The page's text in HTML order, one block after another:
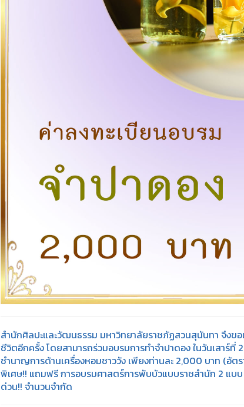
สำนักศิลปะและวัฒนธรรม มหาวิทยาลัยราชภัฏสวนสุนันทา จึง
ชีวิตอีกครั้ง โดยสามารถร่วมอบรมการทำจำปาดอง ในวันเสาร์
ชำนาญการด้านเครื่องหอมชาววัง เพียงท่านละ 2,000 บาท (อัต
พิเศษ!! แถมฟรี การอบรมศาสตร์การพับบัวแบบราชสำนัก 2 แบบ
ด่วน!! จำนวนจำกัด